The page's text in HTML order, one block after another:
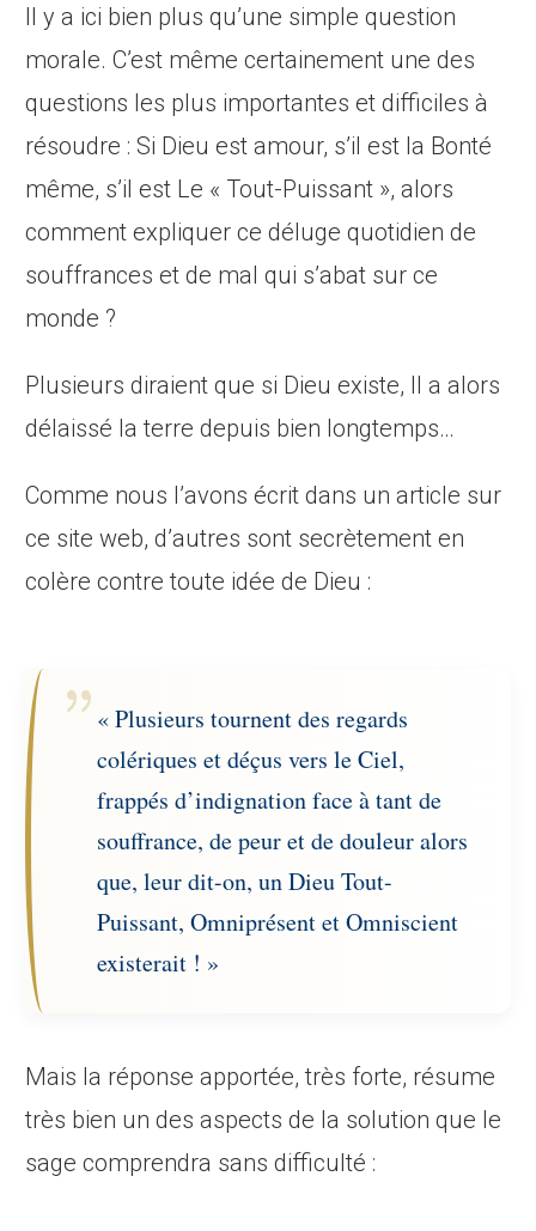
Il y a ici bien plus qu’une simple question
morale. C’est même certainement une des
questions les plus importantes et difficiles à
résoudre : Si Dieu est amour, s’il est la Bonté
même, s’il est Le « Tout-Puissant », alors
comment expliquer ce déluge quotidien de
souffrances et de mal qui s’abat sur ce
monde ?
Plusieurs diraient que si Dieu existe, Il a alors
délaissé la terre depuis bien longtemps…
Comme nous l’avons écrit dans un article sur
ce site web, d’autres sont secrètement en
colère contre toute idée de Dieu :
« Plusieurs tournent des regards
colériques et déçus vers le Ciel,
frappés d’indignation face à tant de
souffrance, de peur et de douleur alors
que, leur dit-on, un Dieu Tout-
Puissant, Omniprésent et Omniscient
existerait ! »
Mais la réponse apportée, très forte, résume
très bien un des aspects de la solution que le
sage comprendra sans difficulté :